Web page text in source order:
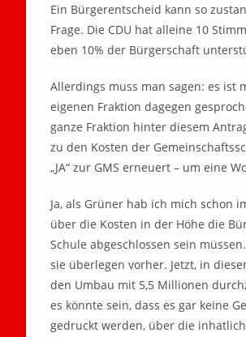
Ein Bürgerentscheid kann so
Frage. Die CDU hat alleine 10
eben 10% der Bürgerschaft
Allerdings muss man sagen: es ist
eigenen Fraktion dagegen
ganze Fraktion hinter diesem
zu den Kosten der
„JA“ zur GMS erneuert – um eine
Ja, als Grüner hab ich mich schon
über die Kosten in der Höhe die
Schule abgeschlossen sein
sie überlegen vorher. Jetzt, in
den Umbau mit 5,5 Millionen
es könnte sein, dass es gar keine
gedruckt werden, über die